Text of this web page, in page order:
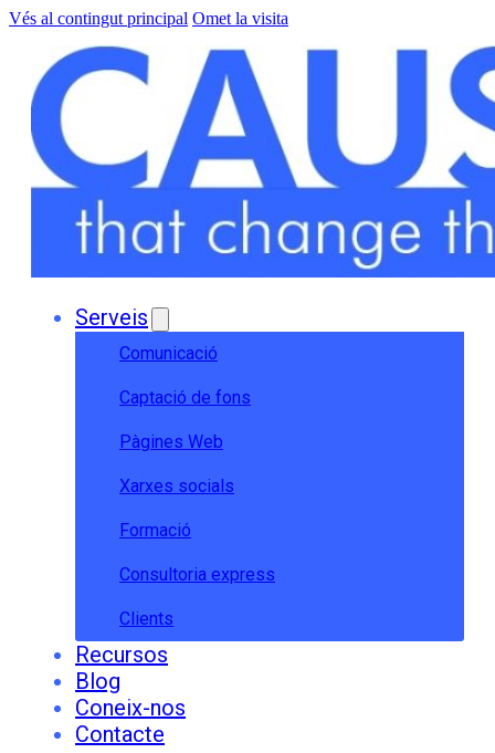
Vés al contingut principal Omet la visita
Serveis
Comunicació
Captació de fons
Pàgines Web
Xarxes socials
Formació
Consultoria express
Clients
Recursos
Blog
Coneix-nos
Contacte